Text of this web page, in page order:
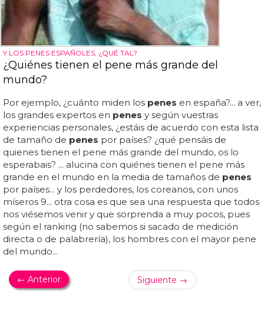
Y LOS PENES ESPAÑOLES, ¿QUÉ TAL?
¿Quiénes tienen el pene más grande del
mundo?
Por ejemplo, ¿cuánto miden los penes en españa?... a ver,
los grandes expertos en penes y según vuestras
experiencias personales, ¿estáis de acuerdo con esta lista
de tamaño de penes por países? ¿qué pensáis de
quienes tienen el pene más grande del mundo, os lo
esperabais? ... alucina con quiénes tienen el pene más
grande en el mundo en la media de tamaños de penes
por países... y los perdedores, los coreanos, con unos
míseros 9... otra cosa es que sea una respuesta que todos
nos viésemos venir y que sorprenda a muy pocos, pues
según el ranking (no sabemos si sacado de medición
directa o de palabrería), los hombres con el mayor pene
del mundo...
← Anterior Siguiente →